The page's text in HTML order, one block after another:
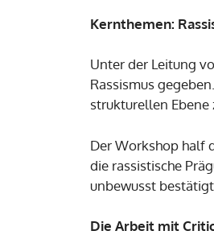
Kernthemen:
Unter der Leitung
Rassismus
strukturellen Ebene
Der Workshop half
die rassistische
unbewusst
Die Arbeit mit